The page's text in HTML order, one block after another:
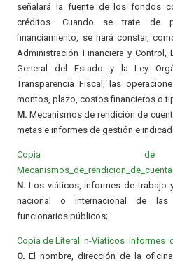
señalará la fuente de los fondos
créditos. Cuando se trate de
financiamiento, se hará constar,
Administración Financiera y Control,
General del Estado y la Ley
Transparencia Fiscal, las
montos, plazo, costos financieros o
M. Mecanismos de rendición de
metas e informes de gestión e
Copia de
N. Los viáticos, informes de trabajo
nacional o internacional de las
funcionarios públicos;
Copia de Literal_n-
O. El nombre, dirección de la